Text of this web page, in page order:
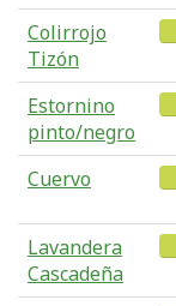
Colirrojo
Tizón
Estornino
pinto/negro
Cuervo
Lavandera
Cascadeña